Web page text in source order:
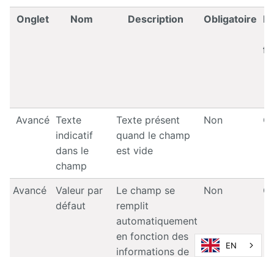
Onglet Nom Description Obligatoire
Avancé Texte
indicatif
dans le
champ
Texte présent
quand le champ
est vide
Non
Avancé
Valeur par
défaut
Le champ se
remplit
automatiquement
en fonction des
informations de
Non
EN